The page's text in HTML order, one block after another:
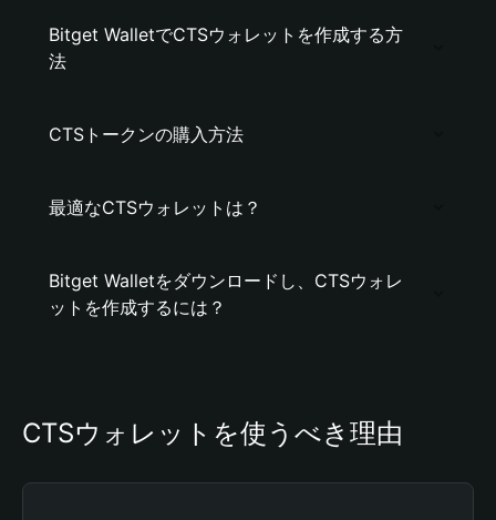
Bitget WalletでCTSウォレットを作成する方
法
CTSトークンの購入方法
最適なCTSウォレットは？
Bitget Walletをダウンロードし、CTSウォレ
ットを作成するには？
CTSウォレットを使うべき理由